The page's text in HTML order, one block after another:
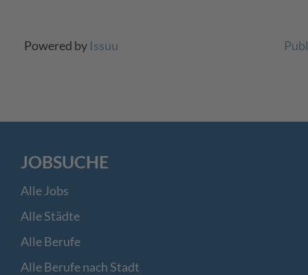
Powered by Issuu
JOBSUCHE
Alle Jobs
Alle Städte
Alle Berufe
Alle Berufe nach Stadt